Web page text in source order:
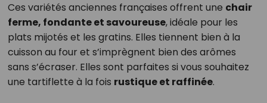
Ces variétés anciennes françaises offrent une chair
ferme, fondante et savoureuse, idéale pour les
plats mijotés et les gratins. Elles tiennent bien à la
cuisson au four et s’imprègnent bien des arômes
sans s’écraser. Elles sont parfaites si vous souhaitez
une tartiflette à la fois rustique et raffinée.